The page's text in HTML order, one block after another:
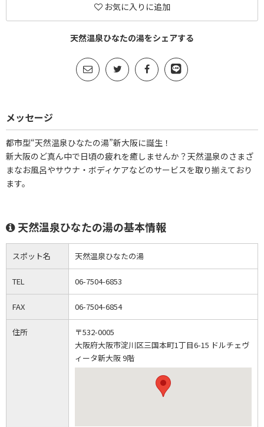
お気に入りに追加
天然温泉ひなたの湯をシェアする
メッセージ
都市型“天然温泉ひなたの湯”新大阪に誕生！
新大阪のど真ん中で日頃の疲れを癒しませんか？天然温泉のさまざ
まなお風呂やサウナ・ボディケアなどのサービスを取り揃えており
ます。
天然温泉ひなたの湯の基本情報
スポット名 天然温泉ひなたの湯
TEL 06-7504-6853
FAX 06-7504-6854
住所
〒532-0005
大阪府大阪市淀川区三国本町1丁目6-15 ドルチェヴ
ィータ新大阪 9階